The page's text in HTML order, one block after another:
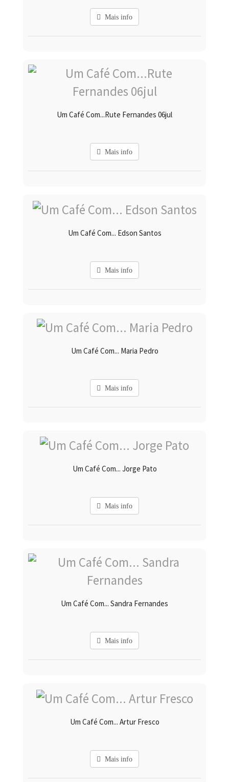
Mais info
Um Café Com...Rute Fernandes 06jul
Mais info
Um Café Com... Edson Santos
Mais info
Um Café Com... Maria Pedro
Mais info
Um Café Com... Jorge Pato
Mais info
Um Café Com... Sandra Fernandes
Mais info
Um Café Com... Artur Fresco
Mais info